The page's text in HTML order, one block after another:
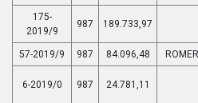
175-
2019/9
987 189.733,97
57-2019/9 987 84.096,48
6-2019/0 987 24.781,11